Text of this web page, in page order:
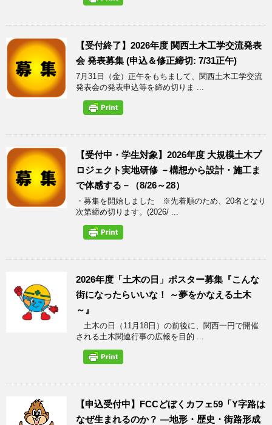
【受付終了】2026年度 関西土木工学交流発表
会 発表募集 (申込＆修正締切: 7/31正午)
7月31日（金）正午をもちまして、関西土木工学交流
発表会の発表申込等を締め切りま ...
【受付中・学生対象】2026年度 大規模土木プ
ロジェクト実地研修 －構想から設計・施工ま
で体感する－（8/26～28）
・募集を開始しました ※先着順のため、20名となり
次第締め切ります。(2026/ ...
2026年度「土木の日」ポスター募集『こんな
街になったらいいな！ ～夢をかなえる土木
～』
土木の日（11月18日）の前後に、関西一円で開催
される土木関連行事の広報を目的 ...
【申込受付中】FCCどぼくカフェ59「Y字路は
なぜ生まれるのか？ ―地形・歴史・街路形成